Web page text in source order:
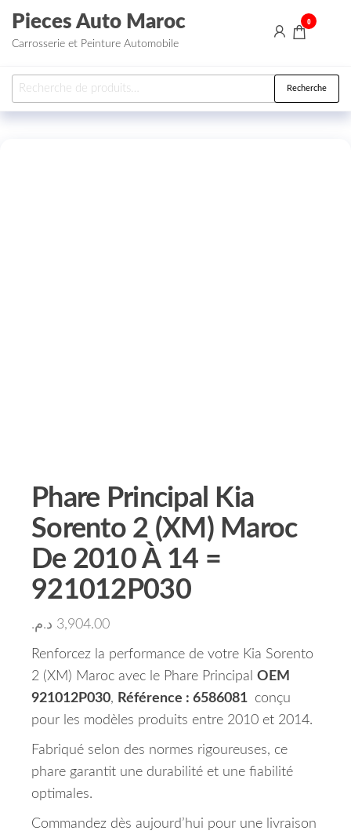
Aller au contenu
Pieces Auto Maroc
Carrosserie et Peinture Automobile
0
Recherche pour : Recherche
Phare Principal Kia
Sorento 2 (XM) Maroc
De 2010 À 14 =
921012P030
3,904.00 د.م.
Renforcez la performance de votre Kia Sorento
2 (XM) Maroc avec le Phare Principal OEM
921012P030, Référence : 6586081 conçu
pour les modèles produits entre 2010 et 2014.
Fabriqué selon des normes rigoureuses, ce
phare garantit une durabilité et une fiabilité
optimales.
Commandez dès aujourd’hui pour une livraison